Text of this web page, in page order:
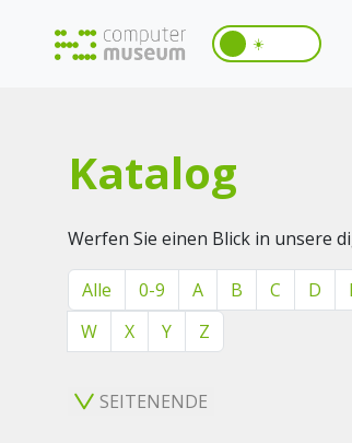
☀️
Katalog
Werfen Sie einen Blick in unsere
Alle 0-9 A B C D
W
X Y Z
SEITENENDE